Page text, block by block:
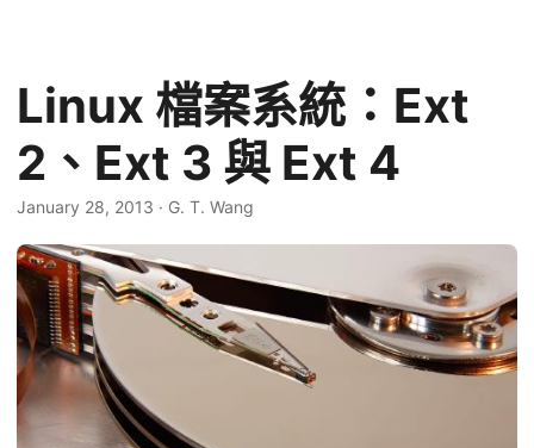
Linux 檔案系統：Ext
2、Ext 3 與 Ext 4
January 28, 2013 · G. T. Wang